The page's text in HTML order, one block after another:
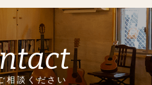
相談ください